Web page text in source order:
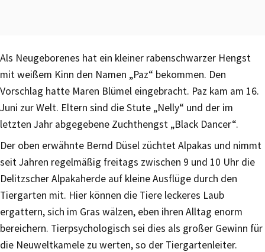
Als Neugeborenes hat ein kleiner rabenschwarzer Hengst
mit weißem Kinn den Namen „Paz“ bekommen. Den
Vorschlag hatte Maren Blümel eingebracht. Paz kam am 16.
Juni zur Welt. Eltern sind die Stute „Nelly“ und der im
letzten Jahr abgegebene Zuchthengst „Black Dancer“.
Der oben erwähnte Bernd Düsel züchtet Alpakas und nimmt
seit Jahren regelmäßig freitags zwischen 9 und 10 Uhr die
Delitzscher Alpakaherde auf kleine Ausflüge durch den
Tiergarten mit. Hier können die Tiere leckeres Laub
ergattern, sich im Gras wälzen, eben ihren Alltag enorm
bereichern. Tierpsychologisch sei dies als großer Gewinn für
die Neuweltkamele zu werten, so der Tiergartenleiter.